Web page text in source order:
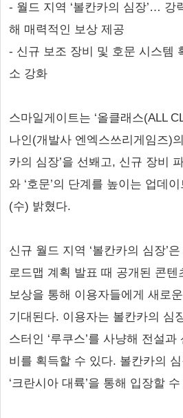
- 월드 지역 ‘볼칸카의 심장’… 강
해 매력적인 보상 제공
- 신규 보조 장비 및 호문 시스템
소 강화
스마일게이트는 ‘올클래스(ALL
나인(개발사 엔엑스쓰리게임즈)
카의 심장’을 선봬고, 신규 장비
와 ‘호문’의 단계를 높이는 업데
(수) 밝혔다.
신규 월드 지역 ‘볼칸카의 심장’
로드맵 계획 발표 때 공개된 콘
보상을 통해 이용자들에게 새로
기대된다. 이용자는 볼칸카의 심
스터인 ‘루쿠스’를 사냥해 전설
비를 획득할 수 있다. 볼칸카의
‘크란시아 대륙’을 통해 입장할